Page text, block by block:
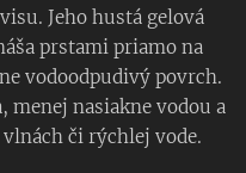
Jeho hustá gelová
prstami priamo na
vodoodpudivý povrch.
menej nasiakne vodou a
či rýchlej vode.